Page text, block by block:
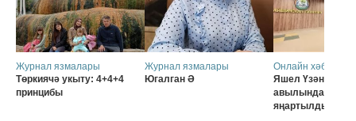
Журнал язмалары
Төркиячә укыту: 4+4+4
принцибы
Журнал язмалары
Югалган Ә
Онлайн хәбәрләр
Яшел Үзәннең
авылында
яңартылды